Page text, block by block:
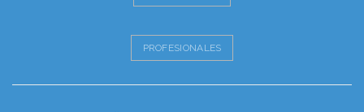
PROFESIONALES